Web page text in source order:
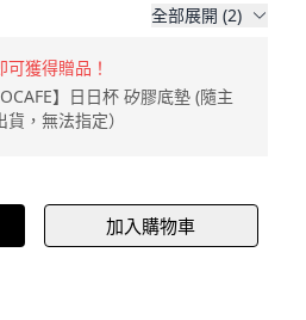
全部展開 (2)
獲得贈品！
】日日杯 矽膠底墊 (隨主
，無法指定）
加入購物車